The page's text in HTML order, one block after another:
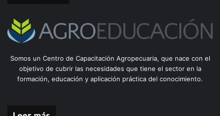
Somos un Centro de Capacitación Agropecuaria, que nace con el
objetivo de cubrir las necesidades que tiene el sector en la
formación, educación y aplicación práctica del conocimiento.